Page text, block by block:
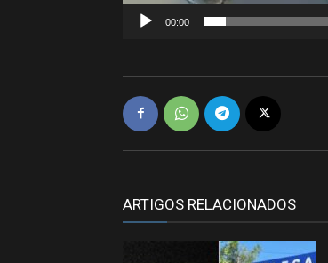
00:00
ARTIGOS RELACIONADOS